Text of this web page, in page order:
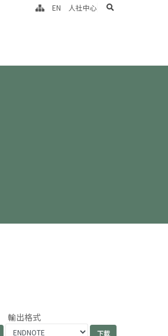
EN 人社中心 search
輸出格式